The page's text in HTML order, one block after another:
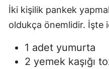
İki kişilik pankek
oldukça önemlidir. İşte
1 adet yumurta
2 yemek kaşığı